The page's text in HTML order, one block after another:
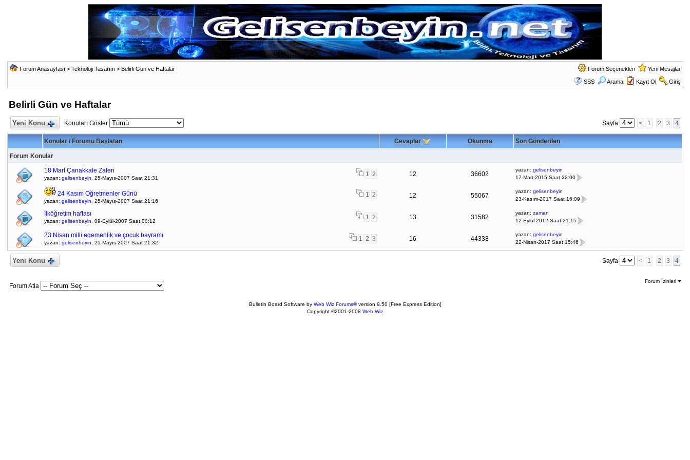
Forum Anasayfası > Teknoloji Tasarım> Belirli Gün ve Haftalar Forum Seçenekleri Yeni Mesajlar
SSS Arama Kayıt Ol Giriş
Belirli Gün ve Haftalar
Yeni Konu Konuları Göster Sayfa < 1 2 3 4
Konular/ Forumu Başlatan Cevaplar Okunma Son Gönderilen
Forum Konular
18 Mart Çanakkale Zaferi
yazan: gelisenbeyin , 25-Mayıs-2007 Saat 21:31
1 2 12 36602
yazan: gelisenbeyin
17-Mart-2015 Saat 22:00
24 Kasım Öğretmenler Günü
yazan: gelisenbeyin , 25-Mayıs-2007 Saat 21:16
1 2 12 55067
yazan: gelisenbeyin
23-Kasım-2017 Saat 16:09
İlköğretim haftası
yazan: gelisenbeyin , 09-Eylül-2007 Saat 00:12
1 2 13 31582
yazan: zaman
12-Eylül-2012 Saat 21:15
23 Nisan milli egemenlik ve çocuk bayramı
yazan: gelisenbeyin , 25-Mayıs-2007 Saat 21:32
1 2 3 16 44338
yazan: gelisenbeyin
22-Nisan-2017 Saat 15:46
Yeni Konu Sayfa < 1 2 3 4
Forum Atla
Forum İzinleri
Bulletin Board Software by Web Wiz Forums®version 9.50[Free Express Edition]
Copyright ©2001-2008 Web Wiz